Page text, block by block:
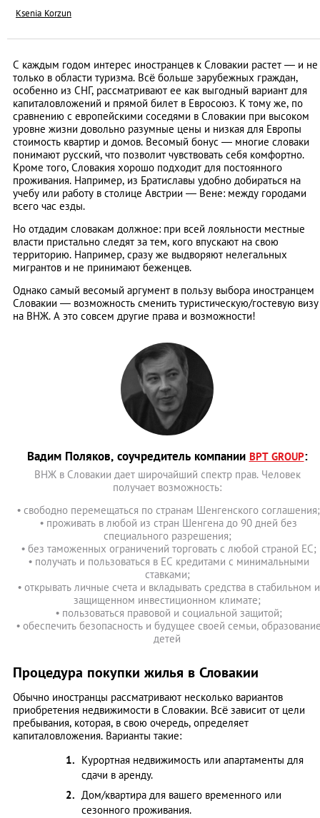
Ksenia Korzun
С каждым годом интерес иностранцев к Словакии растет ― и не
только в области туризма. Всё больше зарубежных граждан,
особенно из СНГ, рассматривают ее как выгодный вариант для
капиталовложений и прямой билет в Евросоюз. К тому же, по
сравнению с европейскими соседями в Словакии при высоком
уровне жизни довольно разумные цены и низкая для Европы
стоимость квартир и домов. Весомый бонус — многие словаки
понимают русский, что позволит чувствовать себя комфортно.
Кроме того, Словакия хорошо подходит для постоянного
проживания. Например, из Братиславы удобно добираться на
учебу или работу в столице Австрии ― Вене: между городами
всего час езды.
Но отдадим словакам должное: при всей лояльности местные
власти пристально следят за тем, кого впускают на свою
территорию. Например, сразу же выдворяют нелегальных
мигрантов и не принимают беженцев.
Однако самый весомый аргумент в пользу выбора иностранцем
Словакии — возможность сменить туристическую/гостевую визу
на ВНЖ. А это совсем другие права и возможности!
Вадим Поляков, соучредитель компании BPT GROUP:
ВНЖ в Словакии дает широчайший спектр прав. Человек
получает возможность:
• свободно перемещаться по странам Шенгенского соглашения;
• проживать в любой из стран Шенгена до 90 дней без
специального разрешения;
• без таможенных ограничений торговать с любой страной ЕС;
• получать и пользоваться в ЕС кредитами с минимальными
ставками;
• открывать личные счета и вкладывать средства в стабильном и
защищенном инвестиционном климате;
• пользоваться правовой и социальной защитой;
• обеспечить безопасность и будущее своей семьи,
детей
Процедура покупки жилья в Словакии
Обычно иностранцы рассматривают несколько вариантов
приобретения недвижимости в Словакии. Всё зависит от цели
пребывания, которая, в свою очередь, определяет
капиталовложения. Варианты такие:
Курортная недвижимость или апартаменты для
сдачи в аренду.
Дом/квартира для вашего временного или
сезонного проживания.